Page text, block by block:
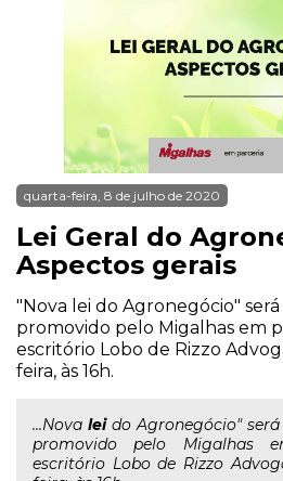
quarta-feira, 8 de julho de 2020
Lei Geral do
Aspectos gerais
"Nova lei do Agronegócio"
promovido pelo Migalhas em
escritório Lobo de Rizzo
feira, às 16h.
...Nova leido Agronegócio"
promovido pelo Migalhas
escritório Lobo de Rizzo